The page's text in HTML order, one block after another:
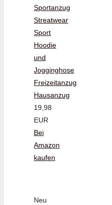
Sportanzug
Streatwear
Sport
Hoodie
und
Jogginghose
Freizeitanzug
Hausanzug
19,98
EUR
Bei
Amazon
kaufen
Neu